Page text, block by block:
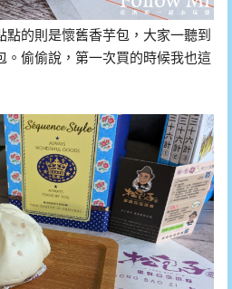
的則是懷舊香芋包，大家一聽到
。偷偷說，第一次買的時候我也這